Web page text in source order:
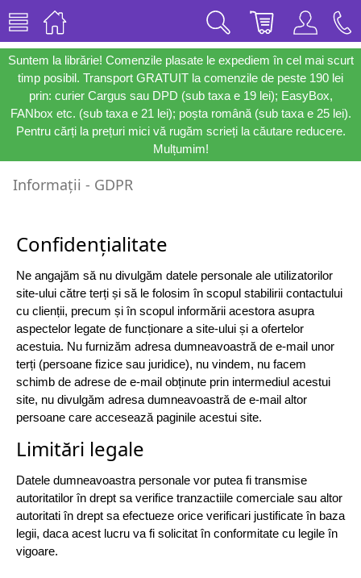
Suntem la librărie! Comenzile plasate le expediem în cel mai scurt
timp posibil. Transport GRATUIT la comenzile de peste 190 lei
prin: curier Cargus sau DPD (sub taxa e 19 lei); EasyBox,
FANbox etc. (sub taxa e 21 lei); poșta română (sub taxa e 25 lei).
Pentru cărți la prețuri mici vă rugăm scrieți la căutare reducere.
Mulțumim!
Informații - GDPR
Confidențialitate
Ne angajăm să nu divulgăm datele personale ale utilizatorilor
site-ului către terți și să le folosim în scopul stabilirii contactului
cu clienții, precum și în scopul informării acestora asupra
aspectelor legate de funcționare a site-ului și a ofertelor
acestuia. Nu furnizăm adresa dumneavoastră de e-mail unor
terți (persoane fizice sau juridice), nu vindem, nu facem
schimb de adrese de e-mail obținute prin intermediul acestui
site, nu divulgăm adresa dumneavoastră de e-mail altor
persoane care accesează paginile acestui site.
Limitări legale
Datele dumneavoastra personale vor putea fi transmise
autoritatilor în drept sa verifice tranzactiile comerciale sau altor
autoritati în drept sa efectueze orice verificari justificate în baza
legii, daca acest lucru va fi solicitat în conformitate cu legile în
vigoare.